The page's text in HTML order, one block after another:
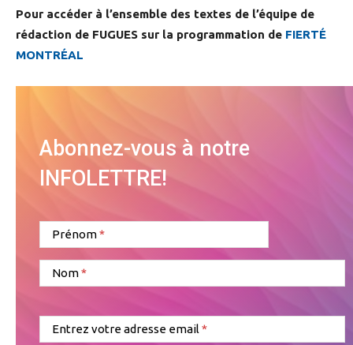
Pour accéder à l’ensemble des textes de l’équipe de
rédaction de FUGUES sur la programmation de FIERTÉ
MONTRÉAL
Abonnez-vous à notre
INFOLETTRE!
Prénom
Nom
Entrez votre adresse email